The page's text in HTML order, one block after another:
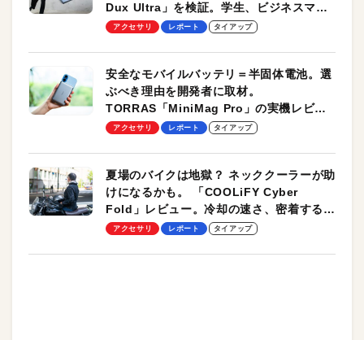
Dux Ultra」を検証。学生、ビジネスマン
のモバイルユースに最適！
アクセサリ レポート タイアップ
安全なモバイルバッテリ＝半固体電池。選
ぶべき理由を開発者に取材。
TORRAS「MiniMag Pro」の実機レビュ
ーも
アクセサリ レポート タイアップ
夏場のバイクは地獄？ ネッククーラーが助
けになるかも。 「COOLiFY Cyber
Fold」レビュー。冷却の速さ、密着する冷
却プレート、シンプルな操作性がグッド！
アクセサリ レポート タイアップ